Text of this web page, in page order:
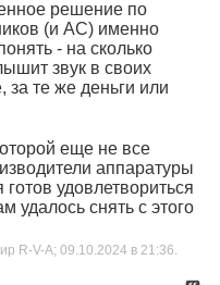
решение по
(и АС) именно
- на сколько
звук в своих
те же деньги или
еще не все
аппаратуры
удовлетвориться
снять с этого
R-V-A; 09.10.2024 в 21:36.